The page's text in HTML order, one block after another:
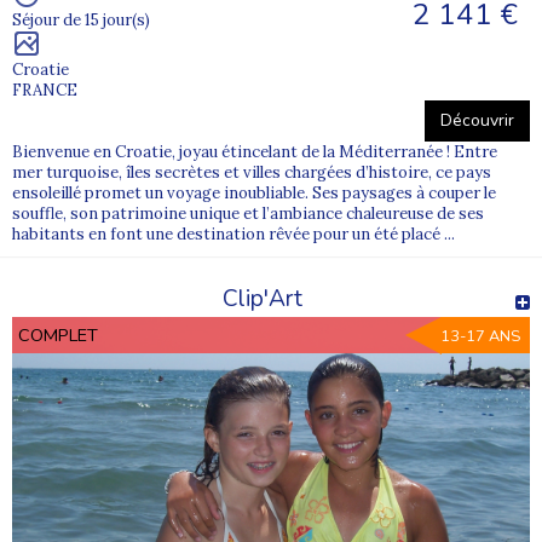
2. Quels documents sont nécessaires pour inscrire un
adolescent ?
Une fiche sanitaire, une autorisation parentale et un certificat
médical sont généralement demandés pour valider l’inscription.
3. Peut-on choisir une colonie selon l’âge et les centres
d’intérêt de l’adolescent ?
Oui, nos séjours sont organisés par tranche d’âge et proposent
des activités variées pour correspondre aux envies et besoins de
chaque jeune.
Séjour de 15 jour(s)
Croatie
FRANCE
2 141 €
Découvrir
Bienvenue en Croatie, joyau étincelant de la Méditerranée ! Entre
mer turquoise, îles secrètes et villes chargées d’histoire, ce pays
ensoleillé promet un voyage inoubliable. Ses paysages à couper le
souffle, son patrimoine unique et l’ambiance chaleureuse de ses
habitants en font une destination rêvée pour un été placé ...
Clip'Art
COMPLET 13-17 ANS